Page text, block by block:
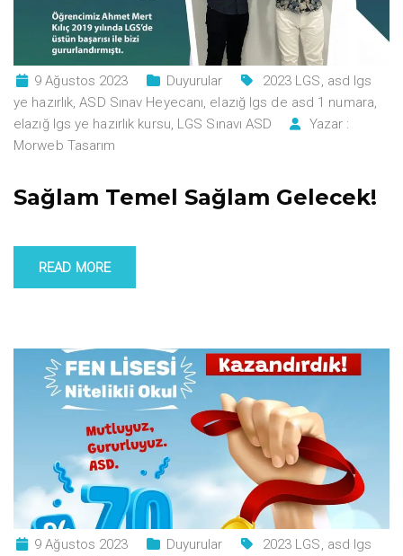
9 Ağustos 2023 Duyurular 2023 LGS, asd lgs
ye hazırlık,ASD Sınav Heyecanı, elazığ lgs de asd 1 numara,
elazığ lgs ye hazırlık kursu, LGS Sınavı ASD
Yazar :
Morweb Tasarım
Sağlam Temel Sağlam Gelecek!
READ MORE
9 Ağustos 2023 Duyurular 2023 LGS, asd lgs